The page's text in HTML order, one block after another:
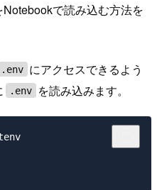
Notebookで読み込む方法を
.env にアクセスできるよう
.env を読み込みます。